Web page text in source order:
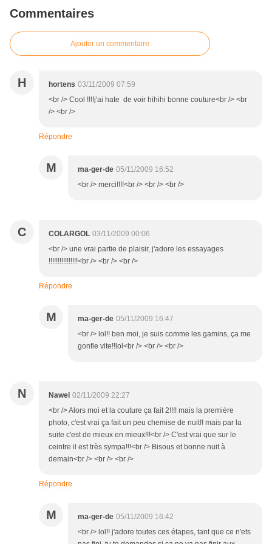
Commentaires
Ajouter un commentaire
H hortens 03/11/2009 07:59
<br /> Cool !!!!j'ai hate de voir hihihi bonne couture<br /> <br
/> <br />
Répondre
M ma-ger-de 05/11/2009 16:52
<br /> merci!!!!<br /> <br /> <br />
C COLARGOL 03/11/2009 00:06
<br /> une vrai partie de plaisir, j'adore les essayages
!!!!!!!!!!!!!!!!<br /> <br /> <br />
Répondre
M ma-ger-de 05/11/2009 16:47
<br /> lol!! ben moi, je suis comme les gamins, ça me
gonfle vite!!lol<br /> <br /> <br />
N Nawel 02/11/2009 22:27
<br /> Alors moi et la couture ça fait 2!!!! mais la première
photo, c'est vrai ça fait un peu chemise de nuit!! mais par la
suite c'est de mieux en mieux!!!<br /> C'est vrai que sur le
ceintre il est très sympa!!!<br /> Bisous et bonne nuit à
demain<br /> <br /> <br />
Répondre
M ma-ger-de 05/11/2009 16:42
<br /> lol!! j'adore toutes ces étapes, tant que ce n'ets